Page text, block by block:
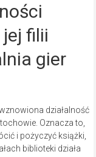
filii
gier
działalność
Oznacza to,
i pożyczyć książki,
biblioteki działa